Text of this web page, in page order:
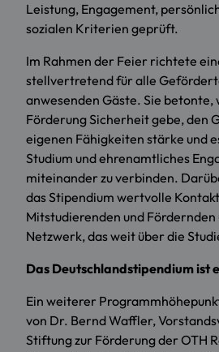
Leistung, Engagement,
sozialen Kriterien geprüft.
Im Rahmen der Feier richtete
stellvertretend für alle
anwesenden Gäste. Sie betonte,
Förderung Sicherheit gebe, den
eigenen Fähigkeiten stärke und
Studium und ehrenamtliches
miteinander zu verbinden.
das Stipendium wertvolle
Mitstudierenden und Fördernden
Netzwerk, das weit über die
Das Deutschlandstipendium ist
Ein weiterer
von Dr. Bernd Waffler,
Stiftung zur Förderung der OTH